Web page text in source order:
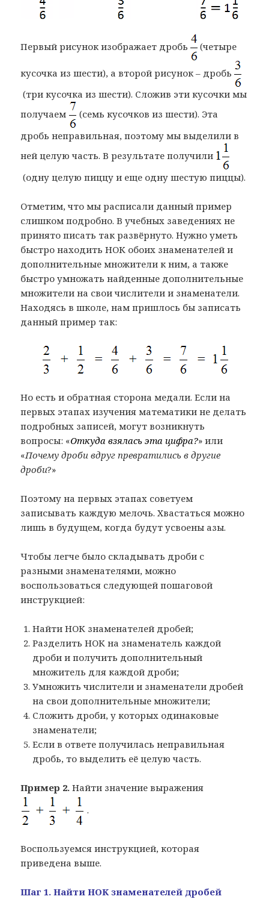
Первый рисунок изображает дробь (четыре
кусочка из шести), а второй рисунок – дробь
(три кусочка из шести). Сложив эти кусочки мы
получаем
(семь кусочков из шести). Эта
дробь неправильная, поэтому мы выделили в
ней целую часть. В результате получили
(одну целую пиццу и еще одну шестую пиццы).
Отметим, что мы расписали данный пример
слишком подробно. В учебных заведениях не
принято писать так развёрнуто. Нужно уметь
быстро находить НОК обоих знаменателей и
дополнительные множители к ним, а также
быстро умножать найденные дополнительные
множители на свои числители и знаменатели.
Находясь в школе, нам пришлось бы записать
данный пример так:
Но есть и обратная сторона медали. Если на
первых этапах изучения математики не делать
подробных записей, могут возникнуть
вопросы: «Откуда взялась эта цифра?» или
«Почему дроби вдруг превратились в другие
дроби?»
Поэтому на первых этапах советуем
записывать каждую мелочь. Хвастаться можно
лишь в будущем, когда будут усвоены азы.
Чтобы легче было складывать дроби с
разными знаменателями, можно
воспользоваться следующей пошаговой
инструкцией:
Найти НОК знаменателей дробей;
Разделить НОК на знаменатель каждой
дроби и получить дополнительный
множитель для каждой дроби;
Умножить числители и знаменатели дробей
на свои дополнительные множители;
Сложить дроби, у которых одинаковые
знаменатели;
Если в ответе получилась неправильная
дробь, то выделить её целую часть.
Пример 2. Найти значение выражения
.
Воспользуемся инструкцией, которая
приведена выше.
Шаг 1. Найти НОК знаменателей дробей